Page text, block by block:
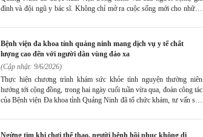
đình và đội ngũ y bác sĩ. Không chỉ mở ra cuộc sống mới cho những
biệt, lan tỏa sâu sắc giá trị nhân văn của nghĩa cử hiến tặng mô, tạng
cứu người.
bệnh viện đa khoa tỉnh quảng ninh mang dịch vụ y tế chất
lượng cao đến với người dân vùng đảo xa
(Cập nhật: 9/6/2026)
Thực hiện chương trình khám sức khỏe tình nguyện thường niên
hướng tới cộng đồng, trong hai ngày cuối tuần vừa qua, đoàn công tác
của Bệnh viện Đa khoa tỉnh Quảng Ninh đã tổ chức khám, tư vấn sức
Bản Sen và Ngọc Vừng thuộc Đặc khu Vân Đồn.
ngừng tim khi chơi thể thao, người bệnh hồi phục không di